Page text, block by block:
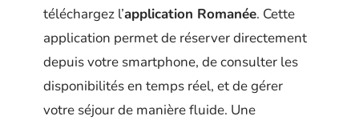
téléchargez l’application Romanée. Cette
application permet de réserver directement
depuis votre smartphone, de consulter les
disponibilités en temps réel, et de gérer
votre séjour de manière fluide. Une